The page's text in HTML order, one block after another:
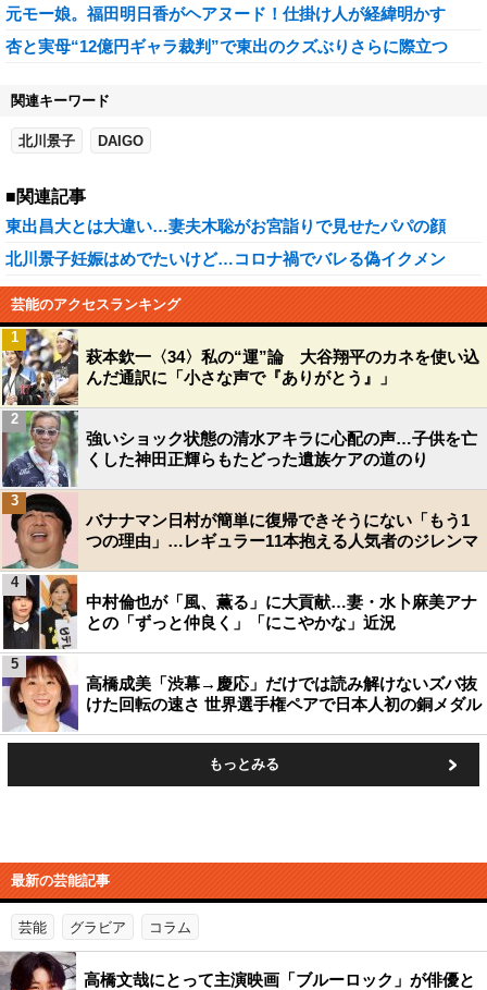
元モー娘。福田明日香がヘアヌード！仕掛け人が経緯明かす
杏と実母“12億円ギャラ裁判”で東出のクズぶりさらに際立つ
関連キーワード
北川景子 DAIGO
■関連記事
東出昌大とは大違い…妻夫木聡がお宮詣りで見せたパパの顔
北川景子妊娠はめでたいけど…コロナ禍でバレる偽イクメン
芸能のアクセスランキング
萩本欽一〈34〉私の“運”論 大谷翔平のカネを使い込
んだ通訳に「小さな声で『ありがとう』」
1
強いショック状態の清水アキラに心配の声…子供を亡
くした神田正輝らもたどった遺族ケアの道のり
2
バナナマン日村が簡単に復帰できそうにない「もう1
つの理由」…レギュラー11本抱える人気者のジレンマ
3
中村倫也が「風、薫る」に大貢献…妻・水卜麻美アナ
との「ずっと仲良く」「にこやかな」近況
4
高橋成美「渋幕→慶応」だけでは読み解けないズバ抜
けた回転の速さ 世界選手権ペアで日本人初の銅メダル
5
もっとみる
最新の芸能記事
芸能 グラビア コラム
高橋文哉にとって主演映画「ブルーロック」が俳優と